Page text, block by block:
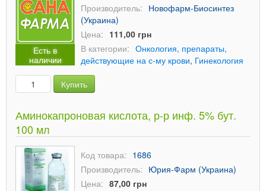
Есть в
наличии
Производитель: Новофарм-Биосинтез
(Украина)
Цена: 111,00 грн
В категории: Онкология, препараты,
действующие на с-му крови, Гинекология
Купить
Аминокапроновая кислота, р-р инф. 5% бут.
100 мл
Код товара: 1686
Производитель: Юрия-Фарм (Украина)
Цена: 87,00 грн